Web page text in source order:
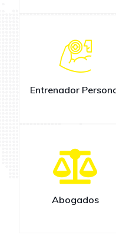
Entrenador
Abogados